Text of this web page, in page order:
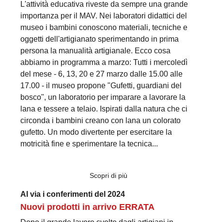
L'attività educativa riveste da sempre una grande
importanza per il MAV. Nei laboratori didattici del
museo i bambini conoscono materiali, tecniche e
oggetti dell'artigianato sperimentando in prima
persona la manualità artigianale. Ecco cosa
abbiamo in programma a marzo: Tutti i mercoledì
del mese - 6, 13, 20 e 27 marzo dalle 15.00 alle
17.00 - il museo propone "Gufetti, guardiani del
bosco", un laboratorio per imparare a lavorare la
lana e tessere a telaio. Ispirati dalla natura che ci
circonda i bambini creano con lana un colorato
gufetto. Un modo divertente per esercitare la
motricità fine e sperimentare la tecnica...
Scopri di più
Al via i conferimenti del 2024
Nuovi prodotti in arrivo ERRATA